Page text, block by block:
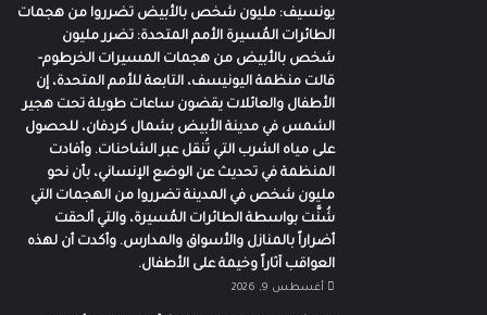
يونسيف: مليون شخص بالأبيض تضرروا من هجمات
الطائرات المُسيرة الأمم المتحدة: تضرر مليون
شخص بالأبيض من هجمات المسيرات الخرطوم-
قالت منظمة اليونيسف، التابعة للأمم المتحدة، إن
الأطفال والعائلات يقضون ساعات طويلة تحت هجير
الشمس في مدينة الأبيض بشمال كردفان، للحصول
على مياه الشرب التي تُنقل عبر الشاحنات. وأفادت
المنظمة في تحديث عن الوضع الإنساني، بأن نحو
مليون شخص في المدينة تضرروا من الهجمات التي
شُنَّت بواسطة الطائرات المُسيرة، والتي ألحقت
أضراراً بالمنازل والأسواق والمدارس. وأكدت أن لهذه
العواقب آثاراً وخيمة على الأطفال.
أغسطس 9, 2026